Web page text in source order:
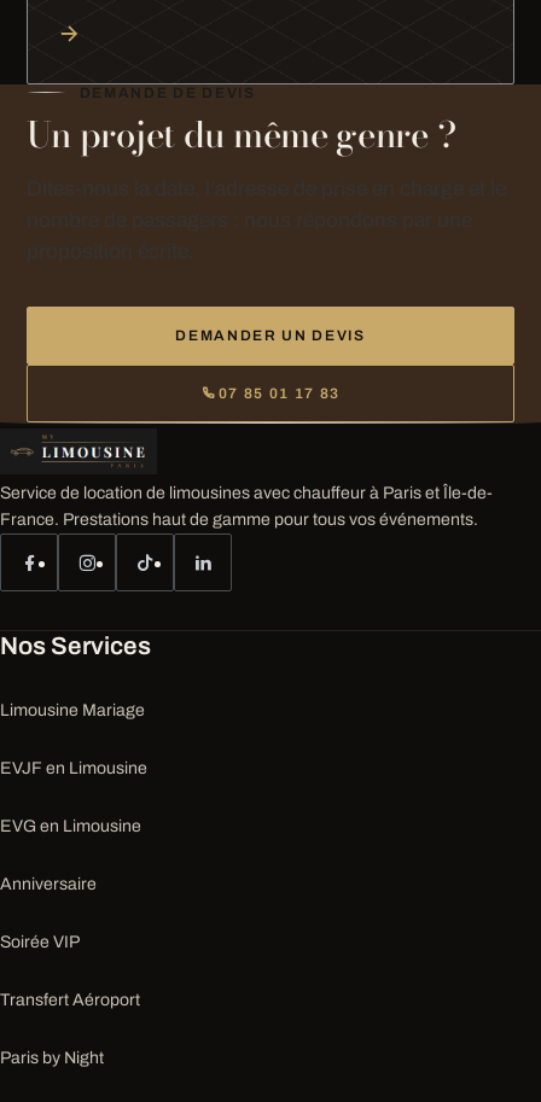
DEMANDE DE DEVIS
Un projet du même genre ?
DEMANDER UN DEVIS
07 85 01 17 83
Service de location de limousines avec chauffeur à Paris et Île-de-
France. Prestations haut de gamme pour tous vos événements.
Nos Services
Limousine Mariage
EVJF en Limousine
EVG en Limousine
Anniversaire
Soirée VIP
Transfert Aéroport
Paris by Night